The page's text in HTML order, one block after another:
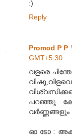
:)
Reply
Promod P P
GMT+5:30
വളരെ
പറഞ്ഞു
വര്‍ണ്ണങ്ങളും
ഓ ടോ :